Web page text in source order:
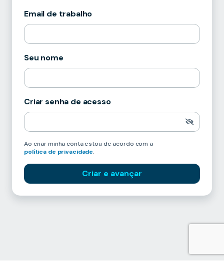
Email de trabalho
Seu nome
Criar senha de acesso
Ao criar minha conta estou de acordo com a
política de privacidade.
Criar e avançar